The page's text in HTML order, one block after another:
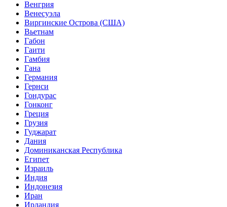
Венгрия
Венесуэла
Виргинские Острова (США)
Вьетнам
Габон
Гаити
Гамбия
Гана
Германия
Гернси
Гондурас
Гонконг
Греция
Грузия
Гуджарат
Дания
Доминиканская Республика
Египет
Израиль
Индия
Индонезия
Иран
Ирландия